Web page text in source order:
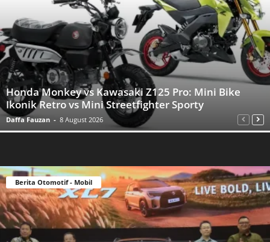
Honda Monkey vs Kawasaki Z125 Pro: Mini Bike
Ikonik Retro vs Mini Streetfighter Sporty
Daffa Fauzan - 8 August 2026
Berita Otomotif - Mobil